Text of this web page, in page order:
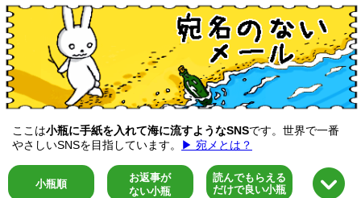
ここは小瓶に手紙を入れて海に流すようなSNSです。世界で一番
やさしいSNSを目指しています。
▶ 宛メとは？
小瓶順
お返事が
ない小瓶
読んでもらえる
だけで良い小瓶